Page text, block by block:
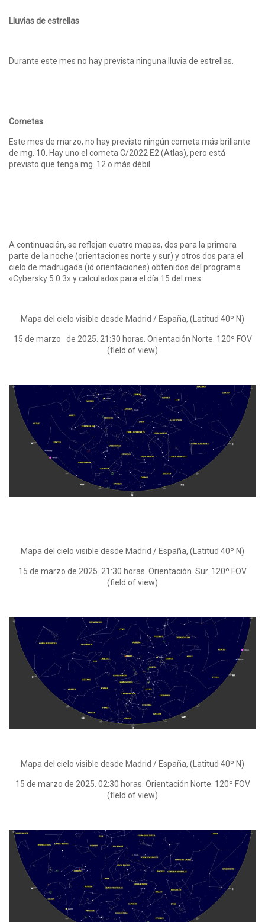
Lluvias de estrellas
Durante este mes no hay prevista ninguna lluvia de estrellas.
Cometas
Este mes de marzo, no hay previsto ningún cometa más brillante
de mg. 10. Hay uno el cometa C/2022 E2 (Atlas), pero está
previsto que tenga mg. 12 o más débil
A continuación, se reflejan cuatro mapas, dos para la primera
parte de la noche (orientaciones norte y sur) y otros dos para el
cielo de madrugada (id orientaciones) obtenidos del programa
«Cybersky 5.0.3» y calculados para el día 15 del mes.
Mapa del cielo visible desde Madrid / España, (Latitud 40º N)
15 de marzo de 2025. 21:30 horas. Orientación Norte. 120º FOV
(field of view)
Mapa del cielo visible desde Madrid / España, (Latitud 40º N)
15 de marzo de 2025. 21:30 horas. Orientación Sur. 120º FOV
(field of view)
Mapa del cielo visible desde Madrid / España, (Latitud 40º N)
15 de marzo de 2025. 02:30 horas. Orientación Norte. 120º FOV
(field of view)